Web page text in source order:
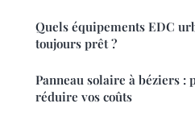
Quels équipements EDC
toujours prêt ?
Panneau solaire à béziers
réduire vos coûts